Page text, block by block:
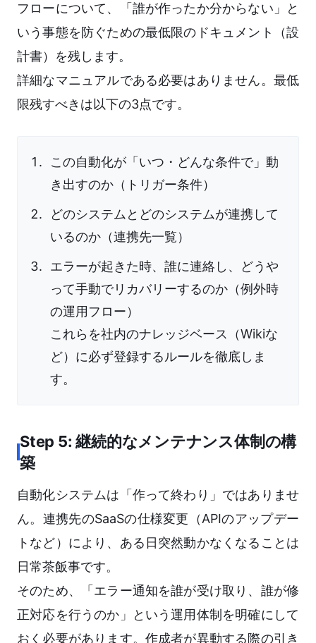
フローについて、「誰が作ったか分からない」と
いう事態を防ぐための最低限のドキュメント（設
計書）を残します。
詳細なマニュアルである必要はありません。最低
限残すべきは以下の3点です。
この自動化が「いつ・どんな条件で」動
き出すのか（トリガー条件）
どのシステムとどのシステムが連携して
いるのか（連携先一覧）
エラーが起きた時、誰に連絡し、どうや
って手動でリカバリーするのか（例外時
の運用フロー）
これらを社内のナレッジベース（Wikiな
ど）に必ず登録するルールを徹底しま
す。
Step 5: 継続的なメンテナンス体制の構
築
自動化システムは「作って終わり」ではありませ
ん。連携先のSaaSの仕様変更（APIのアップデー
トなど）により、ある日突然動かなくなることは
日常茶飯事です。
そのため、「エラー通知を誰が受け取り、誰が修
正対応を行うのか」という運用体制を明確にして
おく必要があります。作成者が異動する際の引き